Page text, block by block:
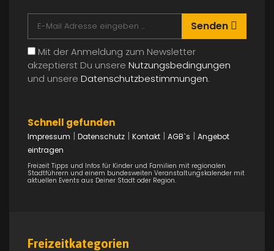
Senden
Mit der Anmeldung zum Newsletter
akzeptierst Du unsere Nutzungsbedingungen
und unsere Datenschutzbestimmungen.
Schnell gefunden
Impressum | Datenschutz | Kontakt | AGB`s | Angebot
eintragen
Freizeit Tipps und Infos für Kinder und Familien mit regionalen
Stadtführern und einem bundesweiten Veranstaltungskalender mit
aktuellen Events aus Deiner Stadt oder Region.
Freizeitkategorien